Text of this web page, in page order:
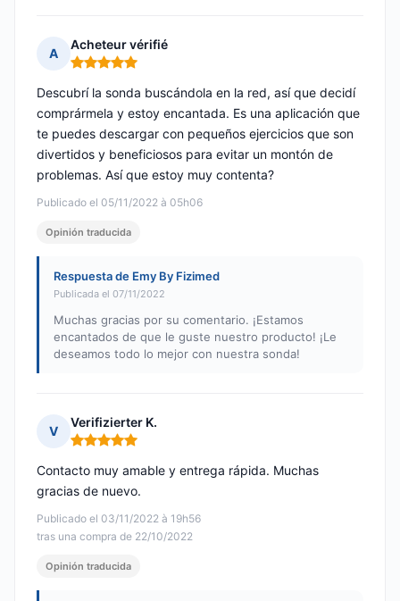
A
Acheteur vérifié
Nota: 5 de 5
Publicado el 05/11/2022 à 05h06
Descubrí la sonda buscándola en la red, así que decidí
comprármela y estoy encantada. Es una aplicación que
te puedes descargar con pequeños ejercicios que son
divertidos y beneficiosos para evitar un montón de
problemas. Así que estoy muy contenta?
Opinión traducida
Respuesta de Emy By Fizimed
Publicada el 07/11/2022
Muchas gracias por su comentario. ¡Estamos
encantados de que le guste nuestro producto! ¡Le
deseamos todo lo mejor con nuestra sonda!
V
Verifizierter K.
Nota: 5 de 5
Publicado el 03/11/2022 à 19h56
tras una compra de 22/10/2022
Contacto muy amable y entrega rápida. Muchas
gracias de nuevo.
Opinión traducida